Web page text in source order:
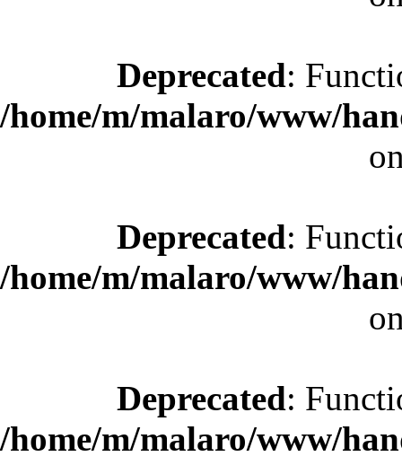
Deprecated:
/home/m/malaro/www/
Deprecated:
/home/m/malaro/www/
Deprecated:
/home/m/malaro/www/